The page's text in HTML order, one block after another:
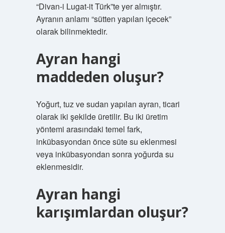
“Divan-i Lugat-it Türk”te yer almıştır.
Ayranın anlamı “sütten yapılan içecek”
olarak bilinmektedir.
Ayran hangi
maddeden oluşur?
Yoğurt, tuz ve sudan yapılan ayran, ticari
olarak iki şekilde üretilir. Bu iki üretim
yöntemi arasındaki temel fark,
inkübasyondan önce süte su eklenmesi
veya inkübasyondan sonra yoğurda su
eklenmesidir.
Ayran hangi
karışımlardan oluşur?